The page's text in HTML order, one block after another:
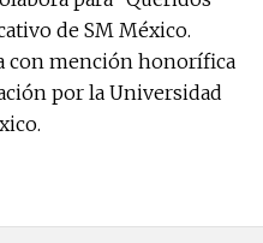
de SM México.
con mención honorífica
por la Universidad